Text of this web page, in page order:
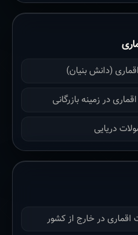
(دانش بنیان)
در زمینه بازرگانی
دریایی
در خارج از کشور